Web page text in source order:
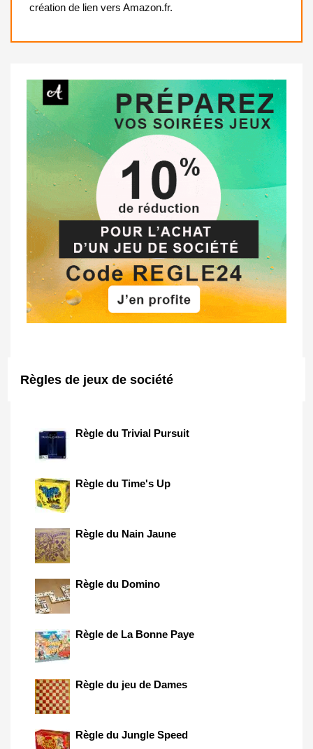
création de lien vers Amazon.fr.
Règles de jeux de société
Règle du Trivial Pursuit
Règle du Time's Up
Règle du Nain Jaune
Règle du Domino
Règle de La Bonne Paye
Règle du jeu de Dames
Règle du Jungle Speed